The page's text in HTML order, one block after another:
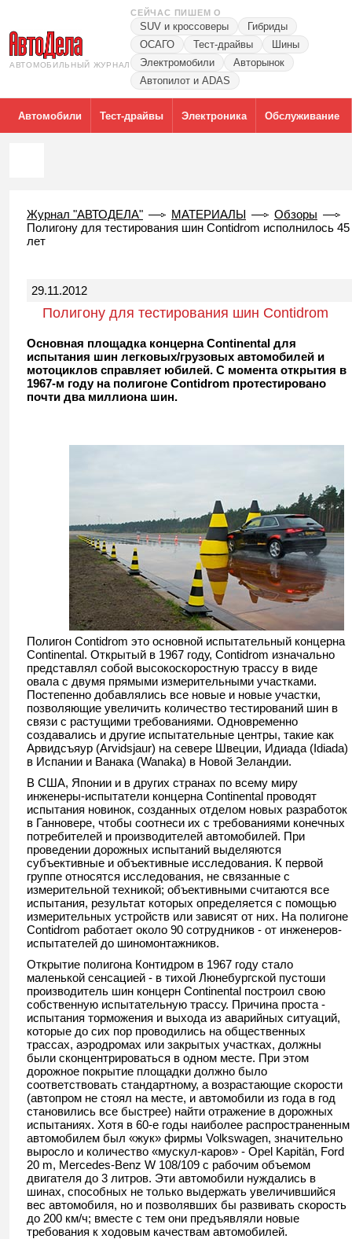
АВТОМОБИЛЬНЫЙ ЖУРНАЛ
СЕЙЧАС ПИШЕМ О
SUV и кроссоверы
Гибриды
ОСАГО
Тест-драйвы
Шины
Электромобили
Авторынок
Автопилот и ADAS
Автомобили Тест-драйвы Электроника Обслуживание
Журнал "АВТОДЕЛА" МАТЕРИАЛЫ
Обзоры
Полигону для тестирования шин Contidrom исполнилось 45
лет
29.11.2012
Полигону для тестирования шин Contidrom
Основная площадка концерна Continental для
испытания шин легковых/грузовых автомобилей и
мотоциклов справляет юбилей. С момента открытия в
1967-м году на полигоне Contidrom протестировано
почти два миллиона шин.
Полигон Contidrom это основной испытательный концерна
Continental. Открытый в 1967 году, Contidrom изначально
представлял собой высокоскоростную трассу в виде
овала с двумя прямыми измерительными участками.
Постепенно добавлялись все новые и новые участки,
позволяющие увеличить количество тестирований шин в
связи с растущими требованиями. Одновременно
создавались и другие испытательные центры, такие как
Арвидсъяур (Arvidsjaur) на севере Швеции, Идиада (Idiada)
в Испании и Ванака (Wanaka) в Новой Зеландии.
В США, Японии и в других странах по всему миру
инженеры-испытатели концерна Continental проводят
испытания новинок, созданных отделом новых разработок
в Ганновере, чтобы соотнеси их с требованиями конечных
потребителей и производителей автомобилей. При
проведении дорожных испытаний выделяются
субъективные и объективные исследования. К первой
группе относятся исследования, не связанные с
измерительной техникой; объективными считаются все
испытания, результат которых определяется с помощью
измерительных устройств или зависят от них. На полигоне
Contidrom работает около 90 сотрудников - от инженеров-
испытателей до шиномонтажников.
Открытие полигона Контидром в 1967 году стало
маленькой сенсацией - в тихой Люнебургской пустоши
производитель шин концерн Continental построил свою
собственную испытательную трассу. Причина проста -
испытания торможения и выхода из аварийных ситуаций,
которые до сих пор проводились на общественных
трассах, аэродромах или закрытых участках, должны
были сконцентрироваться в одном месте. При этом
дорожное покрытие площадки должно было
соответствовать стандартному, а возрастающие скорости
(автопром не стоял на месте, и автомобили из года в год
становились все быстрее) найти отражение в дорожных
испытаниях. Хотя в 60-е годы наиболее распространенным
автомобилем был «жук» фирмы Volkswagen, значительно
выросло и количество «мускул-каров» - Opel Kapitän, Ford
20 m, Mercedes-Benz W 108/109 с рабочим объемом
двигателя до 3 литров. Эти автомобили нуждались в
шинах, способных не только выдержать увеличившийся
вес автомобиля, но и позволявших бы развивать скорость
до 200 км/ч; вместе с тем они предъявляли новые
требования к ходовым качествам автомобилей.